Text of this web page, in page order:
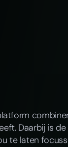
Daarbij is
te laten